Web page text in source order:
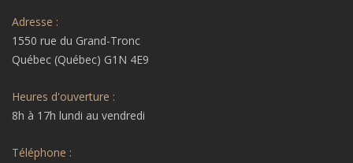
Adresse :
1550 rue du Grand-Tronc
Québec (Québec) G1N 4E9
Heures d'ouverture :
8h à 17h lundi au vendredi
Téléphone :